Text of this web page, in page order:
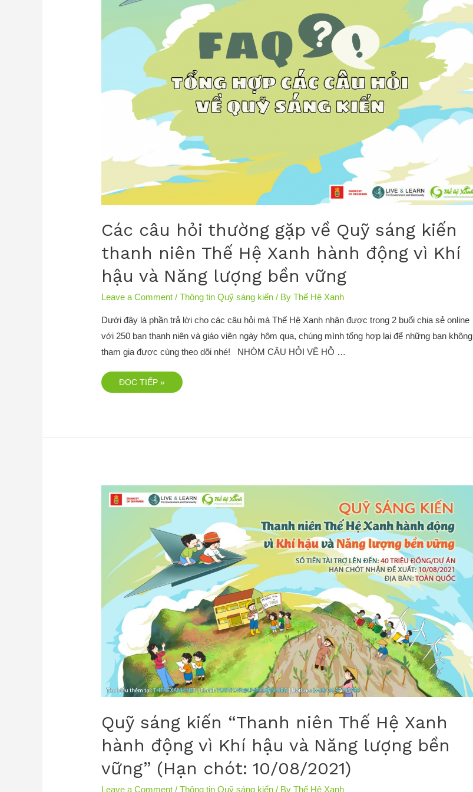
Các câu hỏi thường gặp về Quỹ sáng kiến
thanh niên Thế Hệ Xanh hành động vì Khí
hậu và Năng lượng bền vững​
Leave a Comment /Thông tin Quỹ sáng kiến / ByThế Hệ Xanh
Dưới đây là phần trả lời cho các câu hỏi mà Thế Hệ Xanh nhận được trong 2 buổi chia sẻ online
với 250 bạn thanh niên và giáo viên ngày hôm qua, chúng mình tổng hợp lại để những bạn không
tham gia được cùng theo dõi nhé! NHÓM CÂU HỎI VỀ HỖ …
ĐỌC TIẾP »
Quỹ sáng kiến “Thanh niên Thế Hệ Xanh
hành động vì Khí hậu và Năng lượng bền
vững” (Hạn chót: 10/08/2021)
Leave a Comment /Thông tin Quỹ sáng kiến / ByThế Hệ Xanh